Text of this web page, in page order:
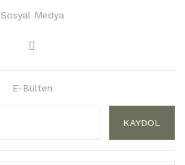
Sosyal Medya
E-Bülten
KAYDOL